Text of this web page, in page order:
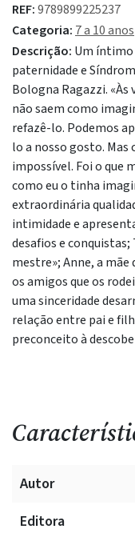
o
Papá
REF:9789899225237
Categoria: 7 a 10 anos
Descrição: Um íntimo
paternidade e
Bologna Ragazzi. «Às
não saem como
refazê-lo. Podemos
lo a nosso gosto.
impossível. Foi o que
como eu o tinha
extraordinária
intimidade e
desafios e
mestre»; Anne, a
os amigos que os
uma sinceridade
relação entre pai e
preconceito à
Autor
Editora